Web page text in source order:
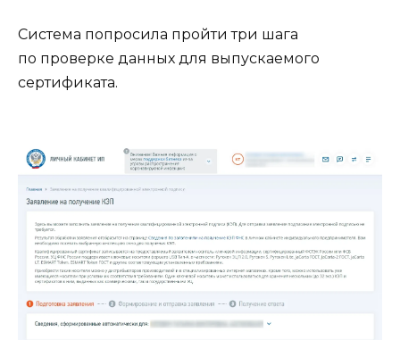
Система попросила пройти три шага
по проверке данных для выпускаемого
сертификата.